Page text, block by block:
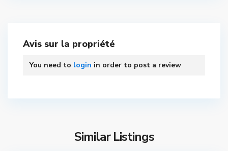
Avis sur la propriété
You need to login in order to post a review
Similar Listings